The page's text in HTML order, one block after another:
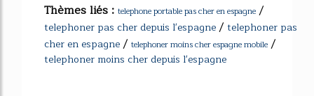
Thèmes liés : telephone portable pas cher en espagne /
telephoner pas cher depuis l'espagne/ telephoner pas
cher en espagne/ telephoner moins cher espagne mobile /
telephoner moins cher depuis l'espagne